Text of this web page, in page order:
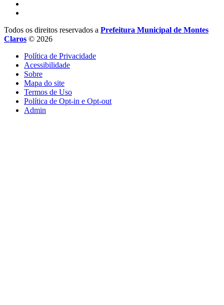
Todos os direitos reservados a Prefeitura Municipal de Montes
Claros © 2026
Política de Privacidade
Acessibilidade
Sobre
Mapa do site
Termos de Uso
Política de Opt-in e Opt-out
Admin